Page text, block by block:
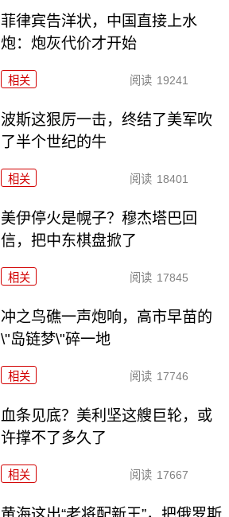
菲律宾告洋状，中国直接上水
炮：炮灰代价才开始
相关 阅读 19241
波斯这狠厉一击，终结了美军吹
了半个世纪的牛
相关 阅读 18401
美伊停火是幌子？穆杰塔巴回
信，把中东棋盘掀了
相关 阅读 17845
冲之鸟礁一声炮响，高市早苗的
\"岛链梦\"碎一地
相关 阅读 17746
血条见底？美利坚这艘巨轮，或
许撑不了多久了
相关 阅读 17667